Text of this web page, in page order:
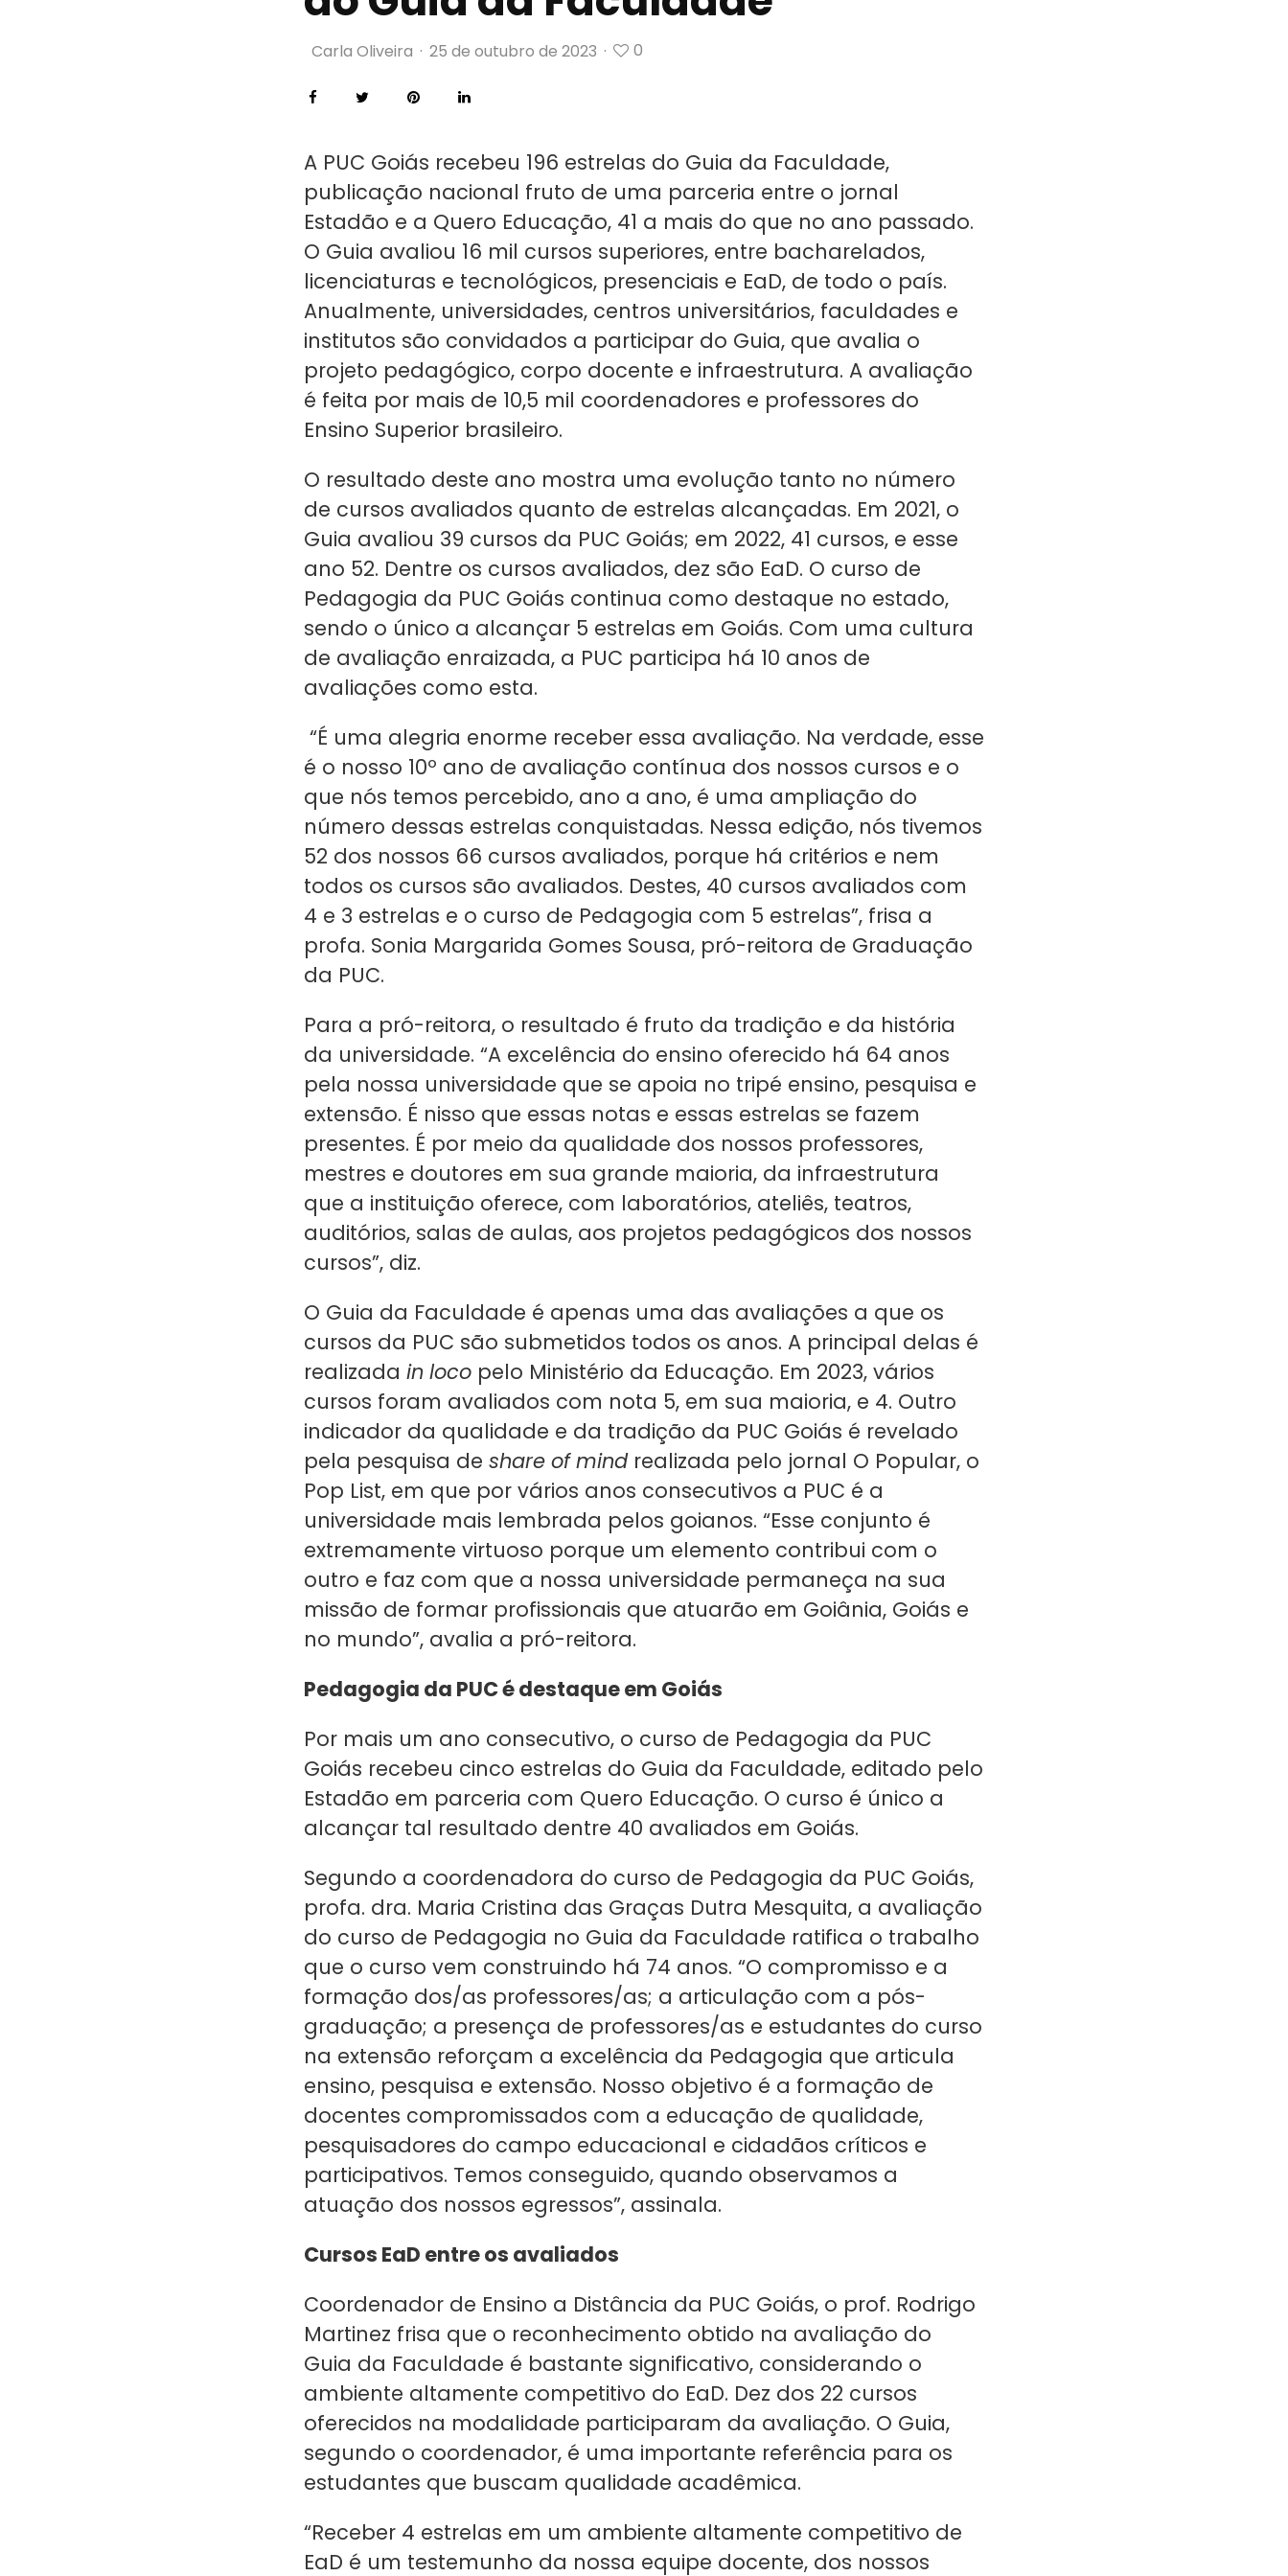
Carla Oliveira · 25 de outubro de 2023 · 0
A PUC Goiás recebeu 196 estrelas do Guia da Faculdade,
publicação nacional fruto de uma parceria entre o jornal
Estadão e a Quero Educação, 41 a mais do que no ano passado.
O Guia avaliou 16 mil cursos superiores, entre bacharelados,
licenciaturas e tecnológicos, presenciais e EaD, de todo o país.
Anualmente, universidades, centros universitários, faculdades e
institutos são convidados a participar do Guia, que avalia o
projeto pedagógico, corpo docente e infraestrutura. A avaliação
é feita por mais de 10,5 mil coordenadores e professores do
Ensino Superior brasileiro.
O resultado deste ano mostra uma evolução tanto no número
de cursos avaliados quanto de estrelas alcançadas. Em 2021, o
Guia avaliou 39 cursos da PUC Goiás; em 2022, 41 cursos, e esse
ano 52. Dentre os cursos avaliados, dez são EaD. O curso de
Pedagogia da PUC Goiás continua como destaque no estado,
sendo o único a alcançar 5 estrelas em Goiás. Com uma cultura
de avaliação enraizada, a PUC participa há 10 anos de
avaliações como esta.
“É uma alegria enorme receber essa avaliação. Na verdade, esse
é o nosso 10º ano de avaliação contínua dos nossos cursos e o
que nós temos percebido, ano a ano, é uma ampliação do
número dessas estrelas conquistadas. Nessa edição, nós tivemos
52 dos nossos 66 cursos avaliados, porque há critérios e nem
todos os cursos são avaliados. Destes, 40 cursos avaliados com
4 e 3 estrelas e o curso de Pedagogia com 5 estrelas”, frisa a
profa. Sonia Margarida Gomes Sousa, pró-reitora de Graduação
da PUC.
Para a pró-reitora, o resultado é fruto da tradição e da história
da universidade. “A excelência do ensino oferecido há 64 anos
pela nossa universidade que se apoia no tripé ensino, pesquisa e
extensão. É nisso que essas notas e essas estrelas se fazem
presentes. É por meio da qualidade dos nossos professores,
mestres e doutores em sua grande maioria, da infraestrutura
que a instituição oferece, com laboratórios, ateliês, teatros,
auditórios, salas de aulas, aos projetos pedagógicos dos nossos
cursos”, diz.
O Guia da Faculdade é apenas uma das avaliações a que os
cursos da PUC são submetidos todos os anos. A principal delas é
realizada in loco pelo Ministério da Educação. Em 2023, vários
cursos foram avaliados com nota 5, em sua maioria, e 4. Outro
indicador da qualidade e da tradição da PUC Goiás é revelado
pela pesquisa de share of mindrealizada pelo jornal O Popular, o
Pop List, em que por vários anos consecutivos a PUC é a
universidade mais lembrada pelos goianos. “Esse conjunto é
extremamente virtuoso porque um elemento contribui com o
outro e faz com que a nossa universidade permaneça na sua
missão de formar profissionais que atuarão em Goiânia, Goiás e
no mundo”, avalia a pró-reitora.
Pedagogia da PUC é destaque em Goiás
Por mais um ano consecutivo, o curso de Pedagogia da PUC
Goiás recebeu cinco estrelas do Guia da Faculdade, editado pelo
Estadão em parceria com Quero Educação. O curso é único a
alcançar tal resultado dentre 40 avaliados em Goiás.
Segundo a coordenadora do curso de Pedagogia da PUC Goiás,
profa. dra. Maria Cristina das Graças Dutra Mesquita, a avaliação
do curso de Pedagogia no Guia da Faculdade ratifica o trabalho
que o curso vem construindo há 74 anos. “O compromisso e a
formação dos/as professores/as; a articulação com a pós-
graduação; a presença de professores/as e estudantes do curso
na extensão reforçam a excelência da Pedagogia que articula
ensino, pesquisa e extensão. Nosso objetivo é a formação de
docentes compromissados com a educação de qualidade,
pesquisadores do campo educacional e cidadãos críticos e
participativos. Temos conseguido, quando observamos a
atuação dos nossos egressos”, assinala.
Cursos EaD entre os avaliados
Coordenador de Ensino a Distância da PUC Goiás, o prof. Rodrigo
Martinez frisa que o reconhecimento obtido na avaliação do
Guia da Faculdade é bastante significativo, considerando o
ambiente altamente competitivo do EaD. Dez dos 22 cursos
oferecidos na modalidade participaram da avaliação. O Guia,
segundo o coordenador, é uma importante referência para os
estudantes que buscam qualidade acadêmica.
“Receber 4 estrelas em um ambiente altamente competitivo de
EaD é um testemunho da nossa equipe docente, dos nossos